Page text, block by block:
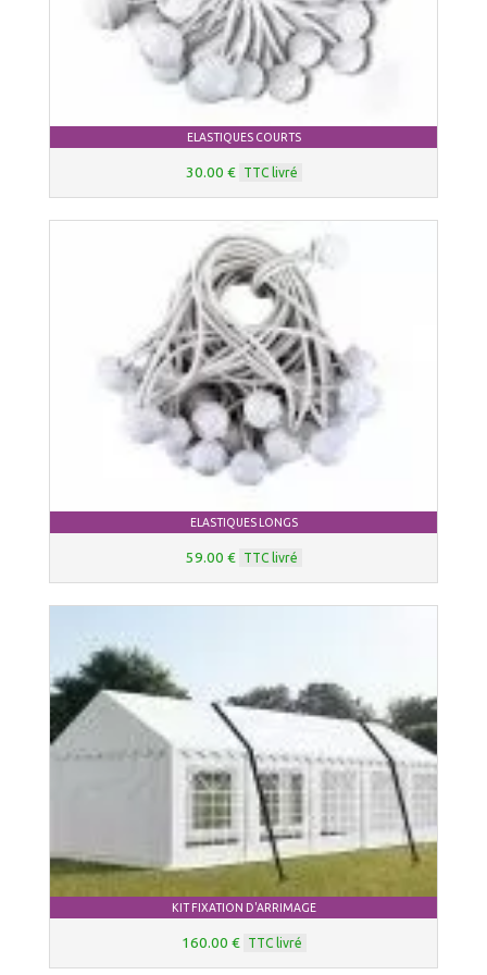
ELASTIQUES COURTS
30.00 € TTC livré
ELASTIQUES LONGS
59.00 € TTC livré
KIT FIXATION D'ARRIMAGE
160.00 € TTC livré